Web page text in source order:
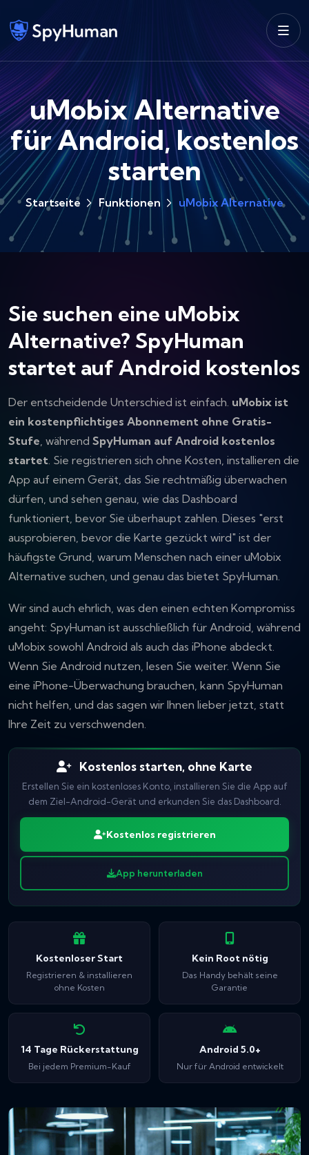
uMobix Alternative
für Android, kostenlos
starten
Startseite Funktionen uMobix Alternative
Sie suchen eine uMobix
Alternative? SpyHuman
startet auf Android kostenlos
Der entscheidende Unterschied ist einfach. uMobix ist
ein kostenpflichtiges Abonnement ohne Gratis-
Stufe, während SpyHuman auf Android kostenlos
startet. Sie registrieren sich ohne Kosten, installieren die
App auf einem Gerät, das Sie rechtmäßig überwachen
dürfen, und sehen genau, wie das Dashboard
funktioniert, bevor Sie überhaupt zahlen. Dieses "erst
ausprobieren, bevor die Karte gezückt wird" ist der
häufigste Grund, warum Menschen nach einer uMobix
Alternative suchen, und genau das bietet SpyHuman.
Wir sind auch ehrlich, was den einen echten Kompromiss
angeht: SpyHuman ist ausschließlich für Android, während
uMobix sowohl Android als auch das iPhone abdeckt.
Wenn Sie Android nutzen, lesen Sie weiter. Wenn Sie
eine iPhone-Überwachung brauchen, kann SpyHuman
nicht helfen, und das sagen wir Ihnen lieber jetzt, statt
Ihre Zeit zu verschwenden.
Kostenlos starten, ohne Karte
Erstellen Sie ein kostenloses Konto, installieren Sie die App auf
dem Ziel-Android-Gerät und erkunden Sie das Dashboard.
Kostenlos registrieren
App herunterladen
Kostenloser Start
Registrieren & installieren
ohne Kosten
Kein Root nötig
Das Handy behält seine
Garantie
14 Tage Rückerstattung
Bei jedem Premium-Kauf
Android 5.0+
Nur für Android entwickelt